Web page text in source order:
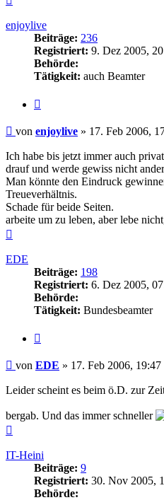
enjoylive
Beiträge: 236
Registriert: 9. Dez 2005,
Behörde:
Tätigkeit: auch Beamter
Beitrag
von enjoylive » 17. Feb 2006,
Ich habe bis jetzt immer auch
drauf und werde gewiss nicht
Man könnte den Eindruck
Treueverhältnis.
Schade für beide Seiten.
arbeite um zu leben, aber lebe
EDE
Beiträge: 198
Registriert: 6. Dez 2005,
Behörde:
Tätigkeit: Bundesbeamter
Beitrag
von EDE » 17. Feb 2006, 19:47
Leider scheint es beim ö.D. zur
bergab. Und das immer schneller
IT-Heini
Beiträge: 9
Registriert: 30. Nov 2005,
Behörde: